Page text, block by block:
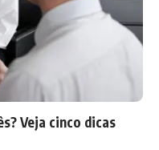
Veja cinco dicas